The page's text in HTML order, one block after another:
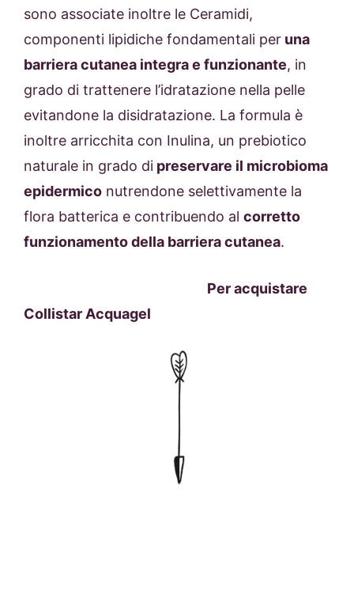
sono associate inoltre le Ceramidi,
componenti lipidiche fondamentali per una
barriera cutanea integra e funzionante, in
grado di trattenere l’idratazione nella pelle
evitandone la disidratazione. La formula è
inoltre arricchita con Inulina, un prebiotico
naturale in grado di preservare il microbioma
epidermico nutrendone selettivamente la
flora batterica e contribuendo al corretto
funzionamento della barriera cutanea.
Per acquistare
Collistar Acquagel